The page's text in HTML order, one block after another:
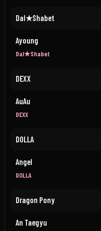
Dal★Shabet
Ayoung
Dal★Shabet
DEXX
AuAu
DEXX
DOLLA
Angel
DOLLA
Dragon Pony
An Taegyu